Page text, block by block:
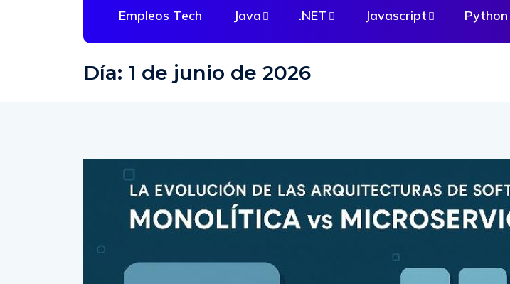
Empleos Tech Java .NET Javascript Python
Día: 1 de junio de 2026